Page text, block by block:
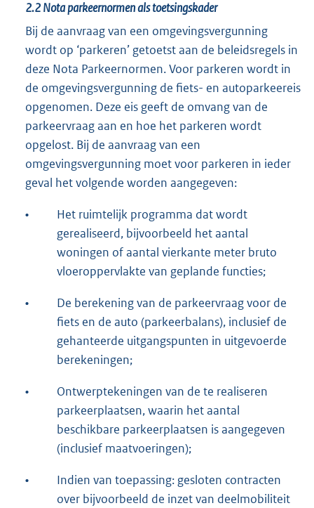
2.2Nota parkeernormen als toetsingskader
Bij de aanvraag van een omgevingsvergunning
wordt op ‘parkeren’ getoetst aan de beleidsregels in
deze Nota Parkeernormen. Voor parkeren wordt in
de omgevingsvergunning de fiets- en autoparkeereis
opgenomen. Deze eis geeft de omvang van de
parkeervraag aan en hoe het parkeren wordt
opgelost. Bij de aanvraag van een
omgevingsvergunning moet voor parkeren in ieder
geval het volgende worden aangegeven:
•
Het ruimtelijk programma dat wordt
gerealiseerd, bijvoorbeeld het aantal
woningen of aantal vierkante meter bruto
vloeroppervlakte van geplande functies;
•
De berekening van de parkeervraag voor de
fiets en de auto (parkeerbalans), inclusief de
gehanteerde uitgangspunten in uitgevoerde
berekeningen;
•
Ontwerptekeningen van de te realiseren
parkeerplaatsen, waarin het aantal
beschikbare parkeerplaatsen is aangegeven
(inclusief maatvoeringen);
•
Indien van toepassing: gesloten contracten
over bijvoorbeeld de inzet van deelmobiliteit